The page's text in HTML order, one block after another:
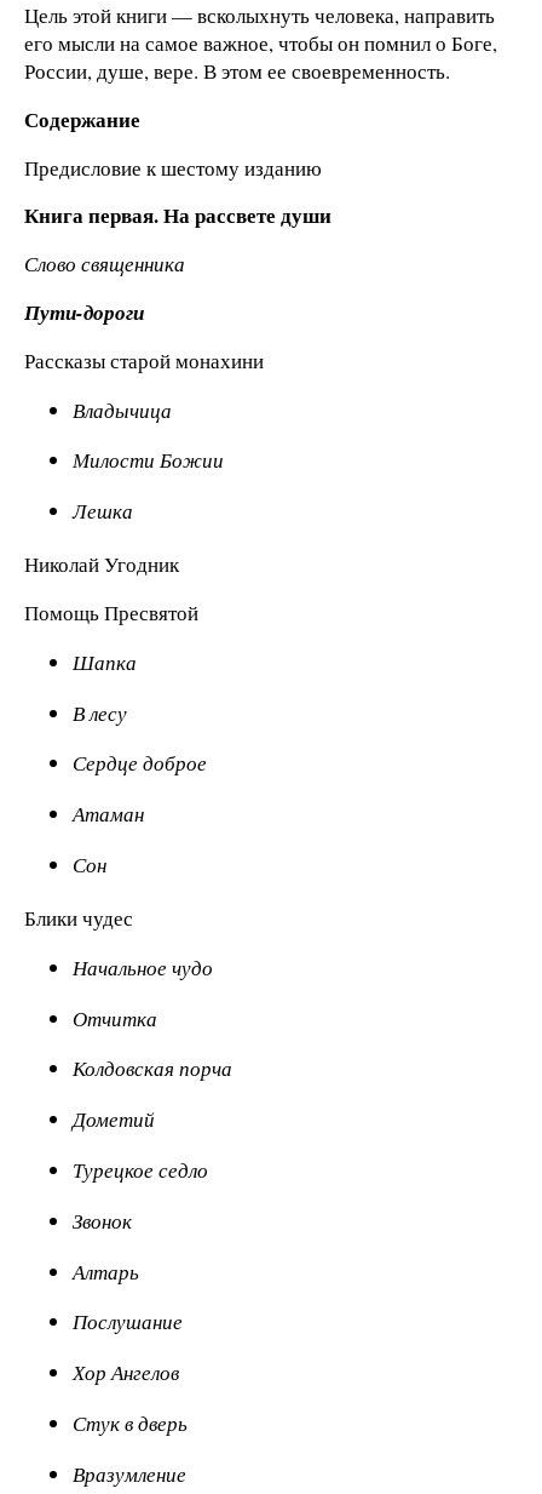
Цель этой книги — всколыхнуть человека, направить
его мысли на самое важное, чтобы он помнил о Боге,
России, душе, вере. В этом ее своевременность.
Содержание
Предисловие к шестому изданию
Книга первая. На рассвете души
Слово священника
Пути-дороги
Рассказы старой монахини
Владычица
Милости Божии
Лешка
Николай Угодник
Помощь Пресвятой
Шапка
В лесу
Сердце доброе
Атаман
Сон
Блики чудес
Начальное чудо
Отчитка
Колдовская порча
Дометий
Турецкое седло
Звонок
Алтарь
Послушание
Хор Ангелов
Стук в дверь
Вразумление